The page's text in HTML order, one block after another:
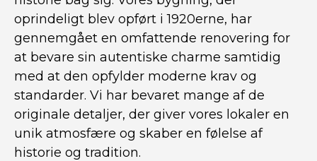
oprindeligt blev opført i 1920erne, har
gennemgået en omfattende renovering for
at bevare sin autentiske charme samtidig
med at den opfylder moderne krav og
standarder. Vi har bevaret mange af de
originale detaljer, der giver vores lokaler en
unik atmosfære og skaber en følelse af
historie og tradition.